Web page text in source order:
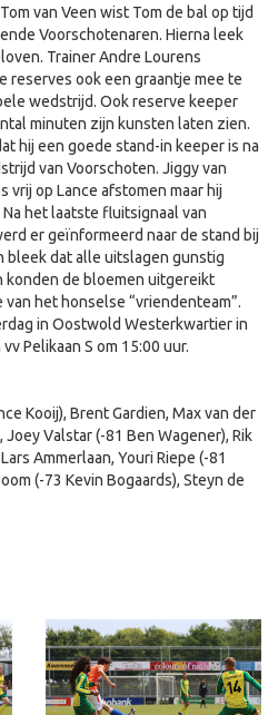
van Veen wist Tom de bal op tijd
Voorschotenaren. Hierna leek
Trainer Andre Lourens
reserves ook een graantje mee te
wedstrijd. Ook reserve keeper
minuten zijn kunsten laten zien.
hij een goede stand-in keeper is na
van Voorschoten. Jiggy van
vrij op Lance afstomen maar hij
het laatste fluitsignaal van
er geïnformeerd naar de stand bij
bleek dat alle uitslagen gunstig
konden de bloemen uitgereikt
het honselse “vriendenteam”.
in Oostwold Westerkwartier in
Pelikaan S om 15:00 uur.
Kooij), Brent Gardien, Max van der
Joey Valstar (-81 Ben Wagener), Rik
Ammerlaan, Youri Riepe (-81
(-73 Kevin Bogaards), Steyn de